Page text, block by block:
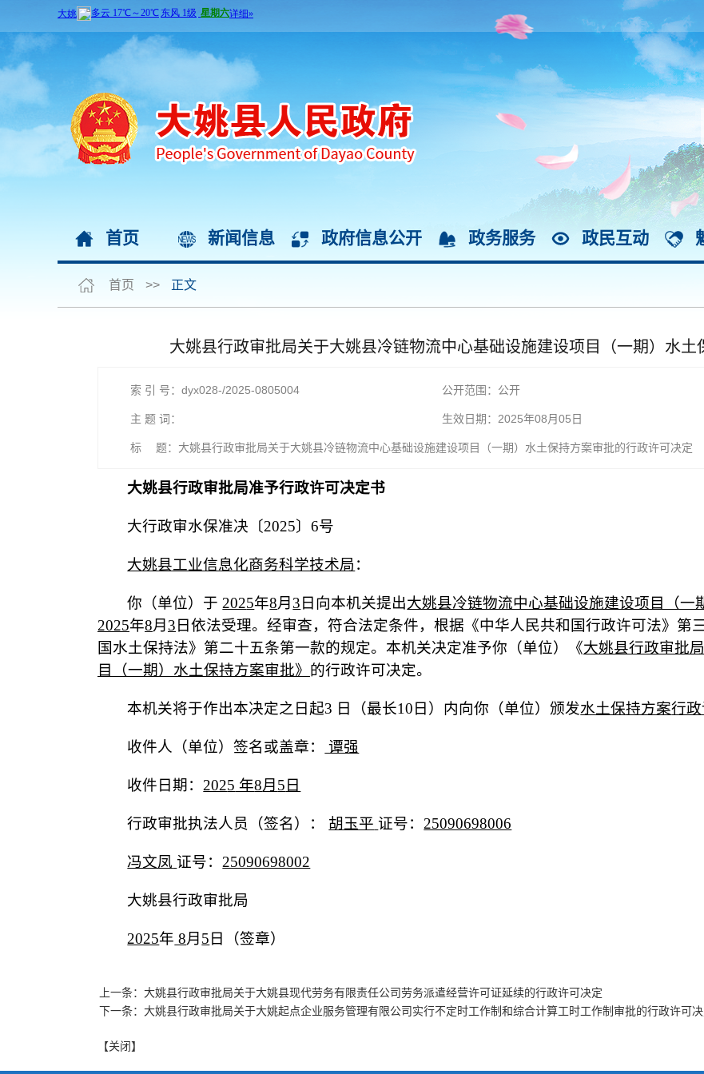
首页 新闻信息 政府信息公开 政务服务 政民互动
首页 >> 正文
大姚县行政审批局关于大姚县冷链物流中心基础设施建设项目（一期）水
索 引 号：dyx028-/2025-0805004 公开范围：公开
主 题 词： 生效日期：2025年08月05日
标 题：大姚县行政审批局关于大姚县冷链物流中心基础设施建设项目（一期）水土保持方案审批的行政许可决定
大姚县行政审批局准予行政许可决定书
大行政审水保准决〔2025〕6号
大姚县工业信息化商务科学技术局 ：
你（单位）于 2025年8月 3 日向本机关提出大姚县冷链物流中心基础设施建设项目（一
2025年8月 3 日依法受理。经审查，符合法定条件，根据《中华人民共和国行政许可法》第
国水土保持法》第二十五条第一款的规定。本机关决定准予你（单位）《大姚县行政审批
目（一期）水土保持方案审批》 的行政许可决定。
本机关将于作出本决定之日起3 日（最长10日）内向你（单位）颁发水土保持方案行
收件人（单位）签名或盖章： 谭强
收件日期： 2025 年8月 5 日
行政审批执法人员（签名）： 胡玉平 证号： 25090698006
冯文凤 证号： 25090698002
大姚县行政审批局
2025年 8月 5 日（签章）
上一条：大姚县行政审批局关于大姚县现代劳务有限责任公司劳务派遣经营许可证延续的行政许可决定
下一条：大姚县行政审批局关于大姚起点企业服务管理有限公司实行不定时工作制和综合计算工时工作制审批的行政许可
【关闭】